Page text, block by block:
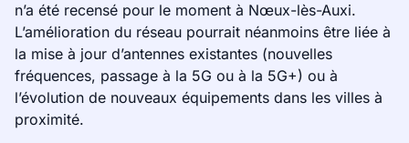
n’a été recensé pour le moment à Nœux-lès-Auxi.
L’amélioration du réseau pourrait néanmoins être liée à
la mise à jour d’antennes existantes (nouvelles
fréquences, passage à la 5G ou à la 5G+) ou à
l’évolution de nouveaux équipements dans les villes à
proximité.